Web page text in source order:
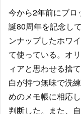
今から2年前にブロ
誕80周年を記念し
ンナップしたホワ
て使っている。オ
ィアと思わせる捨
白が持つ無味で洗
めのメモ帳に相応
判断した。また、